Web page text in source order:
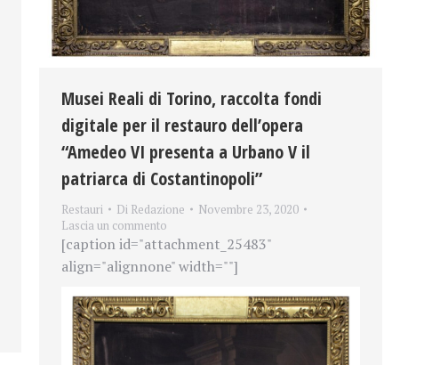
Musei Reali di Torino, raccolta fondi
digitale per il restauro dell’opera
“Amedeo VI presenta a Urbano V il
patriarca di Costantinopoli”
Restauri Di Redazione
Novembre 23, 2020
Lascia un commento
[caption id="attachment_25483"
align="alignnone" width=""]